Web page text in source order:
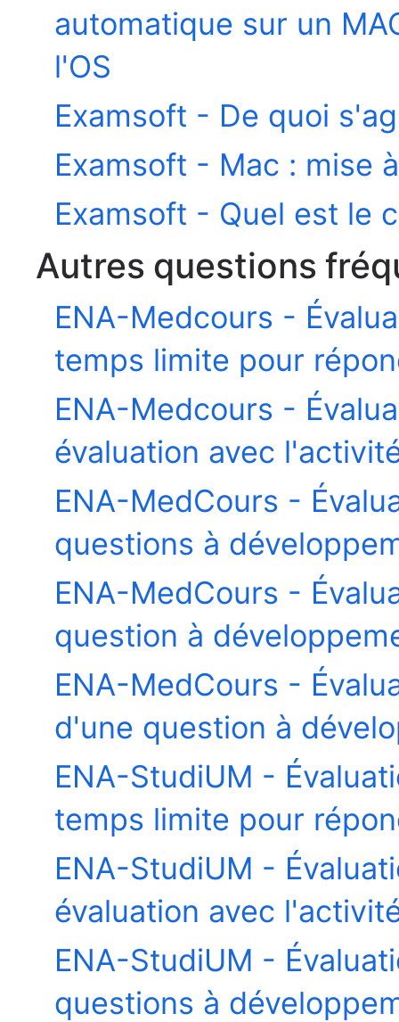
automatique sur un
l'OS
Examsoft - De quoi
Examsoft - Mac : mise
Examsoft - Quel est le
Autres questions
ENA-Medcours -
temps limite pour
ENA-Medcours -
évaluation avec
ENA-MedCours -
questions à
ENA-MedCours -
question à
ENA-MedCours -
d'une question à
ENA-StudiUM -
temps limite pour
ENA-StudiUM -
évaluation avec
ENA-StudiUM -
questions à